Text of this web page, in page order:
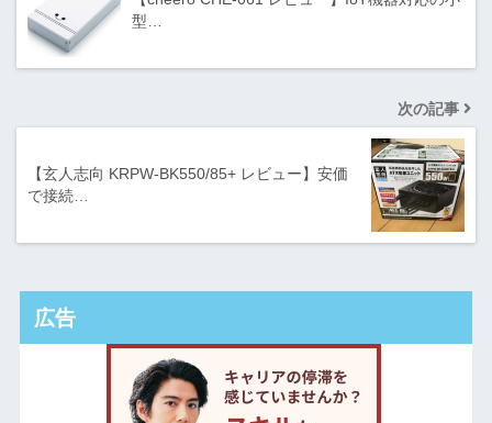
型…
次の記事
【玄人志向 KRPW-BK550/85+ レビュー】安価
で接続…
広告